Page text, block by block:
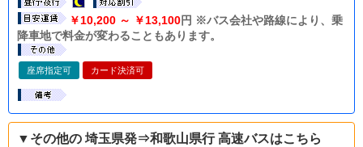
￥10,200 ～ ￥13,100円 ※バス会社や路線により、乗
降車地で料金が変わることもあります。
座席指定可 カード決済可
▼その他の 埼玉県発⇒和歌山県行 高速バスはこちら